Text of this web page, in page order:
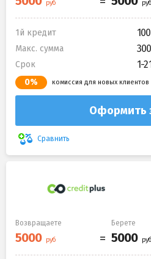
1й кредит
Макс. сумма
Срок 1-
0% комиссия для новых клиентов
Оформить
Сравнить
Возвращаете Берете